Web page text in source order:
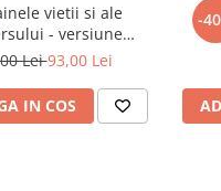
vietii si ale
- versiune
1939. Volumele I-
Lei93,00 Lei
IN COS
-